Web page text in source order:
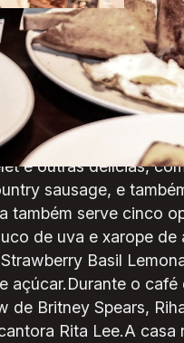
Estados Unidos em
mais uma
norte-
e para quatro
sandwich,
e outras delícias,
sausage, e
também serve cinco
de uva e xarope
Basil
açúcar.Durante o café
Britney Spears,
Rita Lee.A